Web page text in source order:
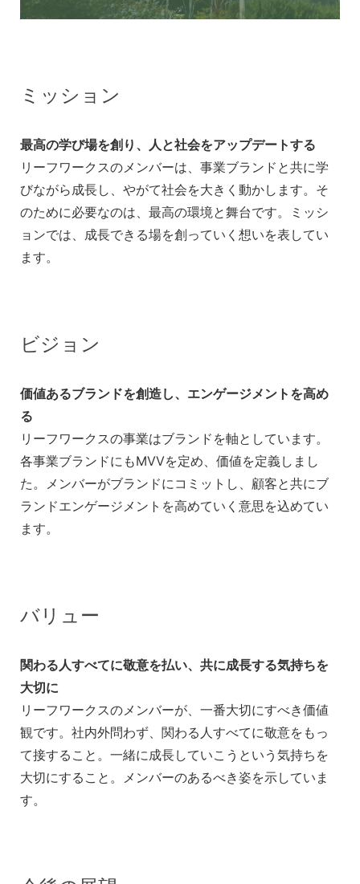
ミッション
最高の学び場を創り、人と社会をアップデートする
リーフワークスのメンバーは、事業ブランドと共に学
びながら成長し、やがて社会を大きく動かします。そ
のために必要なのは、最高の環境と舞台です。ミッシ
ョンでは、成長できる場を創っていく想いを表してい
ます。
ビジョン
価値あるブランドを創造し、エンゲージメントを高め
る
リーフワークスの事業はブランドを軸としています。
各事業ブランドにもMVVを定め、価値を定義しまし
た。メンバーがブランドにコミットし、顧客と共にブ
ランドエンゲージメントを高めていく意思を込めてい
ます。
バリュー
関わる人すべてに敬意を払い、共に成長する気持ちを
大切に
リーフワークスのメンバーが、一番大切にすべき価値
観です。社内外問わず、関わる人すべてに敬意をもっ
て接すること。一緒に成長していこうという気持ちを
大切にすること。メンバーのあるべき姿を示していま
す。